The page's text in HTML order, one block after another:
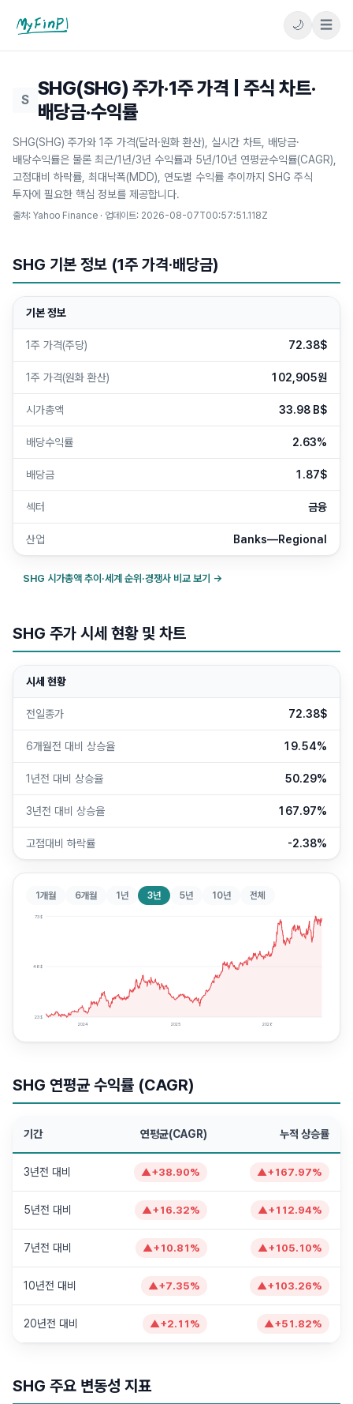
마이핀플
🌙 ☰
S
SHG(SHG) 주가·1주 가격 | 주식 차트·
배당금·수익률
SHG(SHG) 주가와 1주 가격(달러·원화 환산), 실시간 차트, 배당금·
배당수익률은 물론 최근/1년/3년 수익률과 5년/10년 연평균수익률(CAGR),
고점대비 하락률, 최대낙폭(MDD), 연도별 수익률 추이까지 SHG 주식
투자에 필요한 핵심 정보를 제공합니다.
출처: Yahoo Finance · 업데이트: 2026-08-07T00:57:51.118Z
SHG 기본 정보 (1주 가격·배당금)
기본 정보
1주 가격(주당) 72.38$
1주 가격(원화 환산) 102,905원
시가총액 33.98 B$
배당수익률 2.63%
배당금 1.87$
섹터 금융
산업 Banks—Regional
SHG 시가총액 추이·세계 순위·경쟁사 비교 보기 →
SHG 주가 시세 현황 및 차트
시세 현황
전일종가 72.38$
6개월전 대비 상승율 19.54%
1년전 대비 상승율 50.29%
3년전 대비 상승율 167.97%
고점대비 하락률 -2.38%
1개월 6개월 1년 3년 5년 10년 전체
73$
48$
23$
2024 2025 2026
SHG 연평균 수익률 (CAGR)
기간 연평균(CAGR) 누적 상승률
3년전 대비 ▲+38.90% ▲+ 167.97%
5년전 대비 ▲+ 16.32% ▲+ 112.94%
7년전 대비 ▲+ 10.81 % ▲+ 105.10%
10년전 대비 ▲+7.35% ▲+ 103.26%
20년전 대비 ▲+2.11 % ▲+51.82%
SHG 주요 변동성 지표